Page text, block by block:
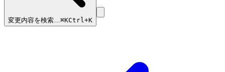
変更内容を検索…⌘KCtrl+K